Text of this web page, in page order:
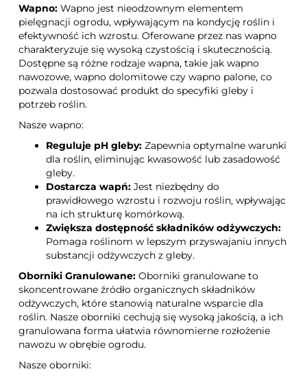
m x 5m Biovita- do trawników
Wapno: Wapno jest nieodzownym elementem
pielęgnacji ogrodu, wpływającym na kondycję roślin i
efektywność ich wzrostu. Oferowane przez nas wapno
charakteryzuje się wysoką czystością i skutecznością.
Dostępne są różne rodzaje wapna, takie jak wapno
nawozowe, wapno dolomitowe czy wapno palone, co
pozwala dostosować produkt do specyfiki gleby i
potrzeb roślin.
Nasze wapno:
Reguluje pH gleby: Zapewnia optymalne warunki
dla roślin, eliminując kwasowość lub zasadowość
gleby.
Dostarcza wapń: Jest niezbędny do
prawidłowego wzrostu i rozwoju roślin, wpływając
na ich strukturę komórkową.
Zwiększa dostępność składników odżywczych:
Pomaga roślinom w lepszym przyswajaniu innych
substancji odżywczych z gleby.
Oborniki Granulowane: Oborniki granulowane to
skoncentrowane źródło organicznych składników
odżywczych, które stanowią naturalne wsparcie dla
roślin. Nasze oborniki cechują się wysoką jakością, a ich
granulowana forma ułatwia równomierne rozłożenie
nawozu w obrębie ogrodu.
Nasze oborniki: